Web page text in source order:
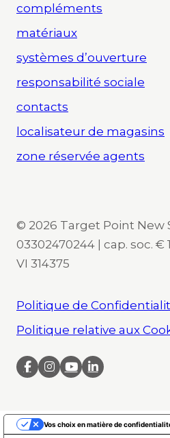
compléments
matériaux
systèmes d’ouverture
responsabilité sociale
contacts
localisateur de magasins
zone réservée agents
© 2026 Target Point New
03302470244 | cap. soc. €
VI 314375
Politique de
Politique relative aux
Vos choix en matière de